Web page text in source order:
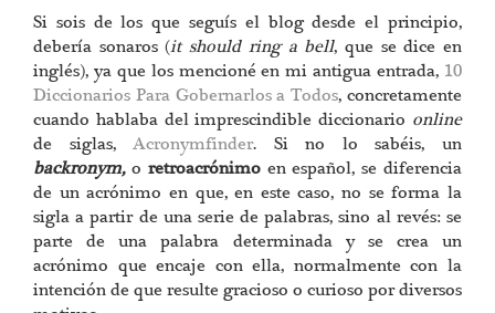
Si sois de los que seguís el blog desde el principio,
debería sonaros (it should ring a bell, que se dice en
inglés), ya que los mencioné en mi antigua entrada, 10
Diccionarios Para Gobernarlos a Todos, concretamente
cuando hablaba del imprescindible diccionario online
de siglas,Acronymfinder. Si no lo sabéis, un
backronym,o retroacrónimoen español, se diferencia
de un acrónimo en que, en este caso, no se forma la
sigla a partir de una serie de palabras, sino al revés: se
parte de una palabra determinada y se crea un
acrónimo que encaje con ella, normalmente con la
intención de que resulte gracioso o curioso por diversos